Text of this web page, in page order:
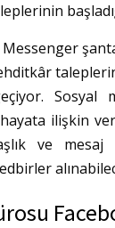
Sosyal
hayata ilişkin
ve mesaj